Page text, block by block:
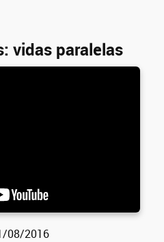
vidas paralelas
08/2016